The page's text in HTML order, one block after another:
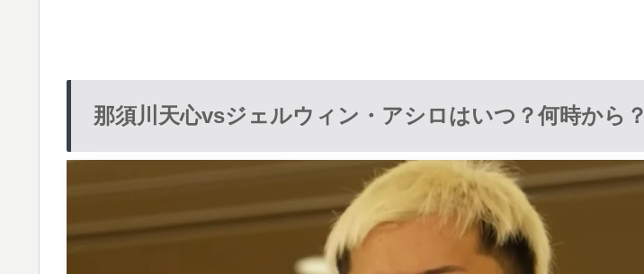
那須川天心vsジェルウィン・アシロはいつ？何時から？